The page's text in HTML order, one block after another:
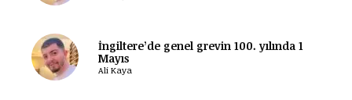
İngiltere’de genel grevin 100. yılında 1
Mayıs
Ali Kaya